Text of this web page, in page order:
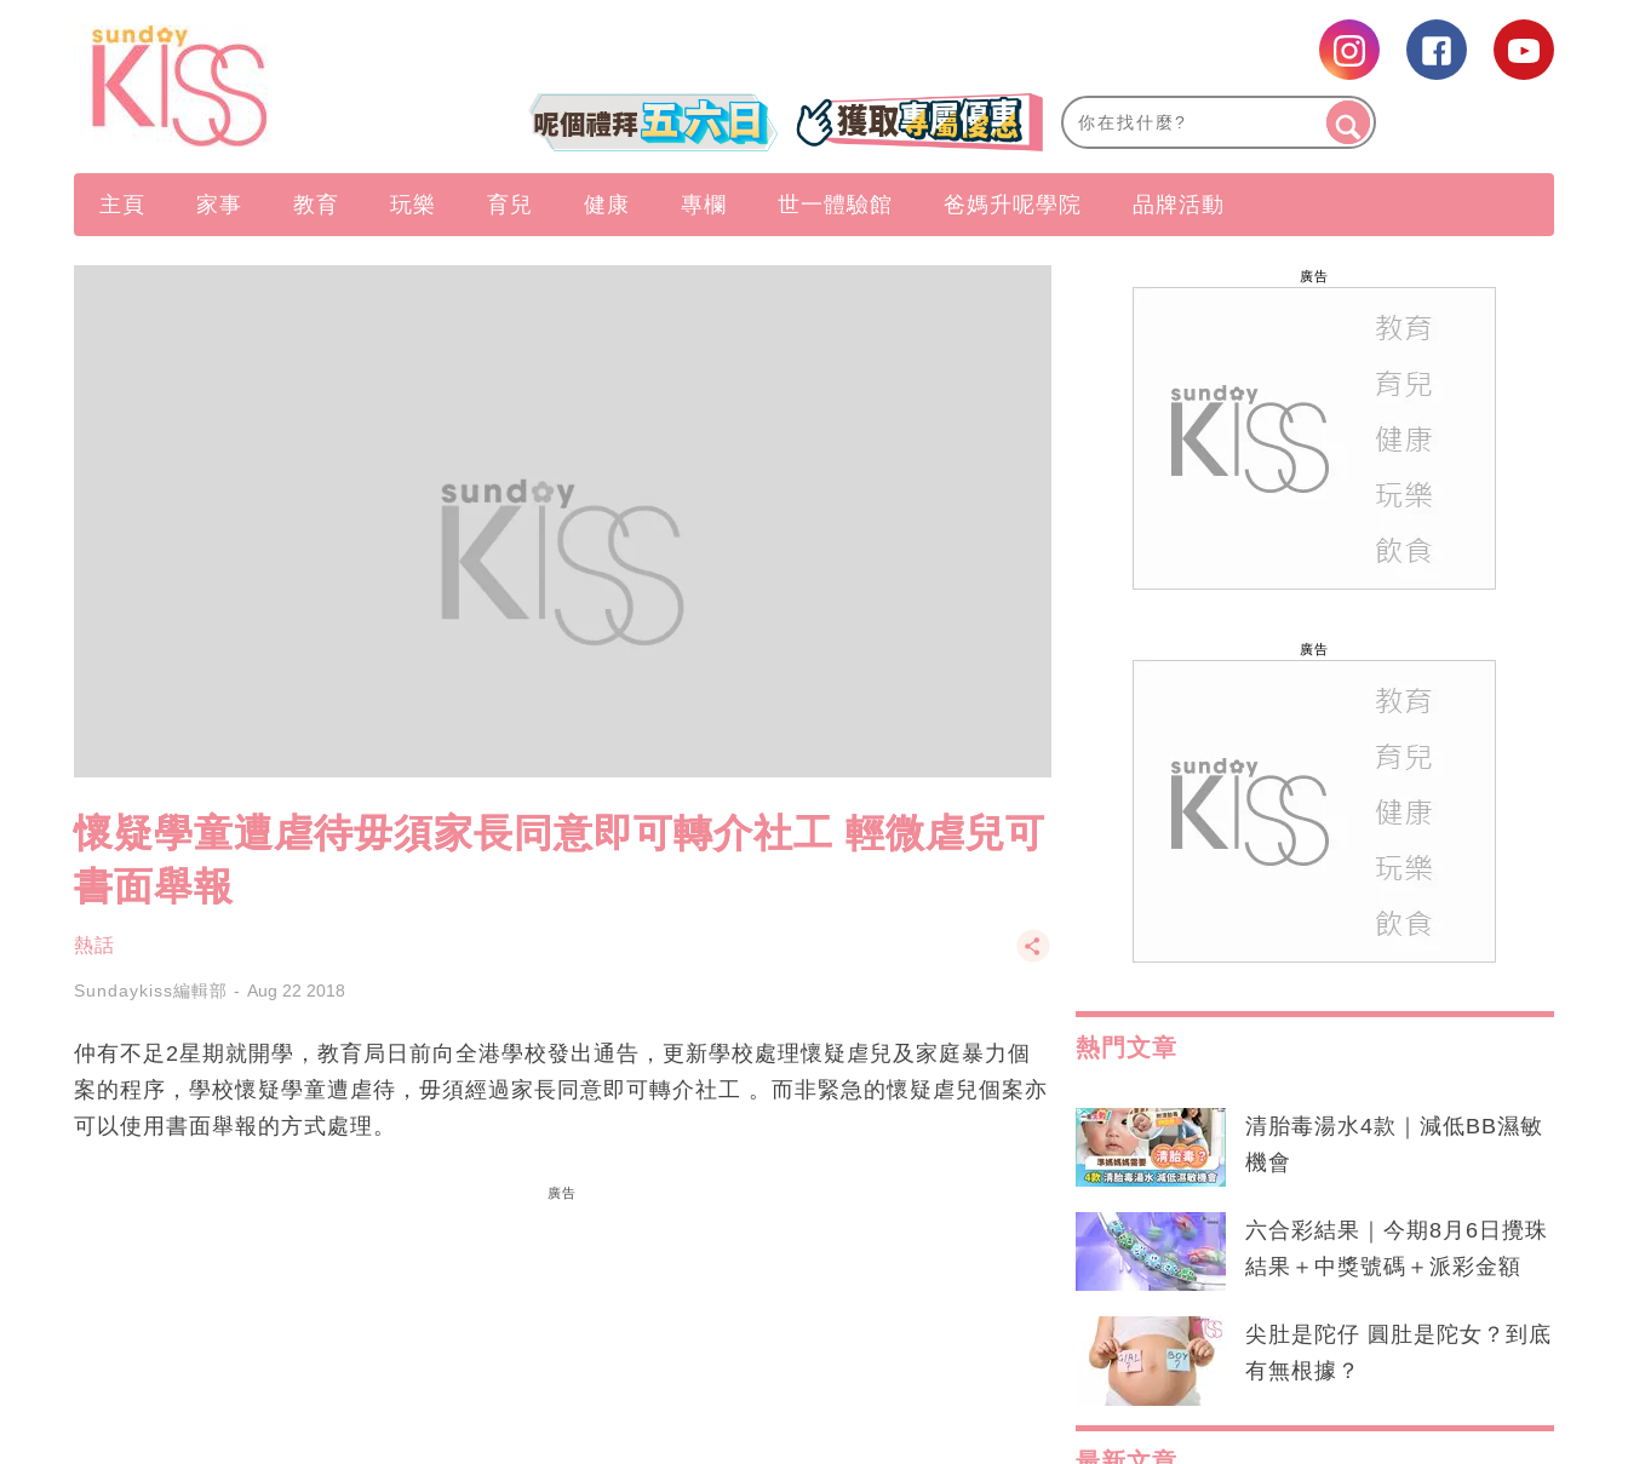
主頁 家事 教育 玩樂 育兒 健康 專欄 世一體驗館 爸媽升呢學院 品牌活動
懷疑學童遭虐待毋須家長同意即可轉介社工 輕微虐兒可
書面舉報
熱話
Sundaykiss編輯部 Aug 22 2018
仲有不足2星期就開學，教育局日前向全港學校發出通告，更新學校處理懷疑虐兒及家庭暴力個
案的程序，學校懷疑學童遭虐待，毋須經過家長同意即可轉介社工 。而非緊急的懷疑虐兒個案亦
可以使用書面舉報的方式處理。
廣告
廣告
廣告
熱門文章
清胎毒湯水4款｜減低BB濕敏
機會
六合彩結果｜今期8月6日攪珠
結果＋中獎號碼＋派彩金額
尖肚是陀仔 圓肚是陀女？到底
有無根據？